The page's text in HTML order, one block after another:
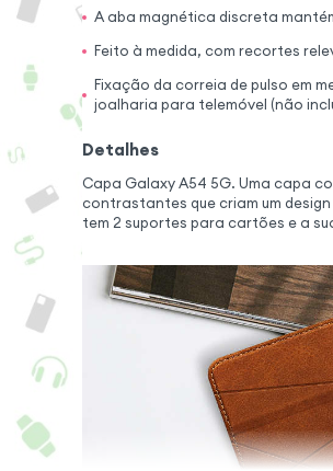
A aba magnética discreta
Feito à medida, com recortes
Fixação da correia de pulso em
joalharia para telemóvel (não
Detalhes
Capa Galaxy A54 5G. Uma capa
contrastantes que criam um
tem 2 suportes para cartões e a